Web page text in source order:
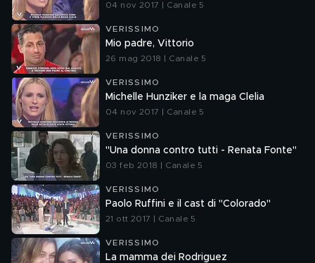
04 nov 2017 | Canale 5
VERISSIMO
Mio padre, Vittorio
26 mag 2018 | Canale 5
VERISSIMO
Michelle Hunziker e la maga Clelia
04 nov 2017 | Canale 5
VERISSIMO
"Una donna contro tutti - Renata Fonte"
03 feb 2018 | Canale 5
VERISSIMO
Paolo Ruffini e il cast di "Colorado"
21 ott 2017 | Canale 5
VERISSIMO
La mamma dei Rodriguez